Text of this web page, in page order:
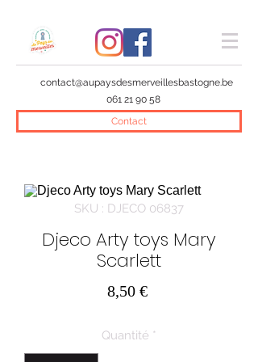
contact@aupaysdesmerveillesbastogne.be
061 21 90 58
Contact
SKU : DJECO 06837
Djeco Arty toys Mary
Scarlett
8,50 €Prix
Quantité *